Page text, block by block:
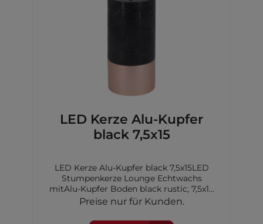
LED Kerze Alu-Kupfer
black 7,5x15
LED Kerze Alu-Kupfer black 7,5x15LED
Stumpenkerze Lounge Echtwachs
mitAlu-Kupfer Boden black rustic, 7,5x15
cm,2xAA Batterien nicht inkl.
Preise nur für Kunden.